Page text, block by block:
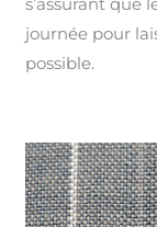
journée pour
possible.